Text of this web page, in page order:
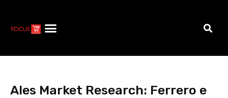
Ales Market Research: Ferrero e